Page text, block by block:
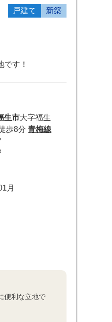
戸建て 新築
す！
生市大字福生
歩8分青梅線
月
便利な立地で